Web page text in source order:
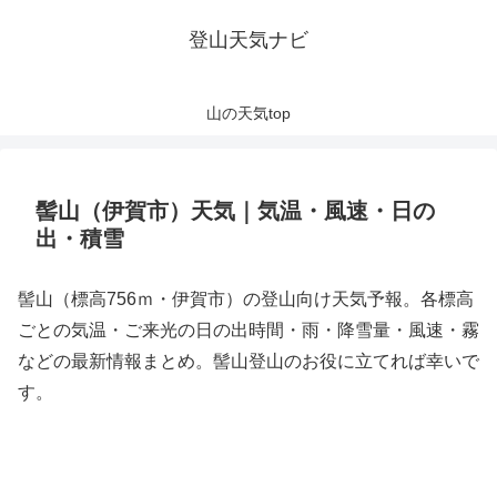
登山天気ナビ
山の天気top
髻山（伊賀市）天気｜気温・風速・日の
出・積雪
髻山（標高756ｍ・伊賀市）の登山向け天気予報。各標高
ごとの気温・ご来光の日の出時間・雨・降雪量・風速・霧
などの最新情報まとめ。髻山登山のお役に立てれば幸いで
す。